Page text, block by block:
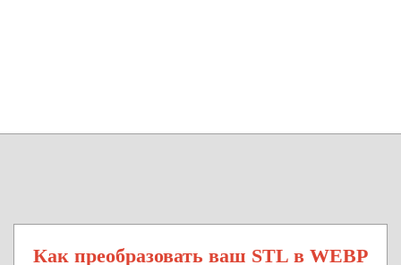
Как преобразовать ваш STL в WEBP